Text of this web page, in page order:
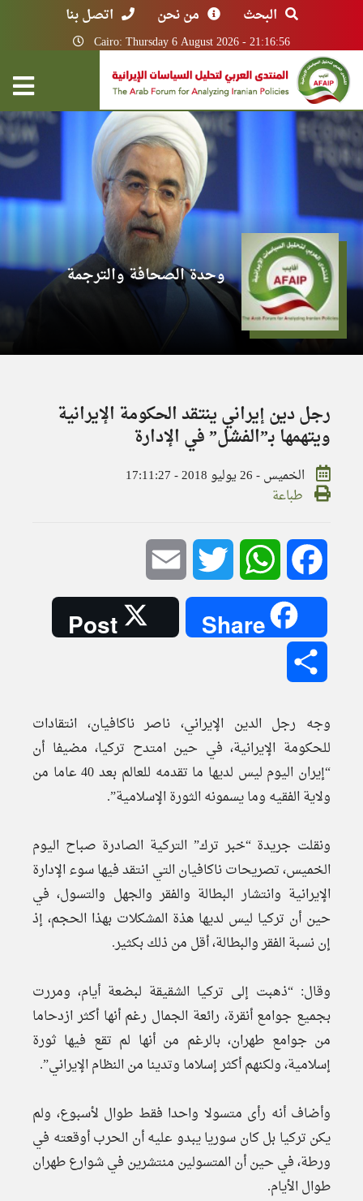
البحث من نحن اتصل بنا
Cairo: Thursday 6 August 2026 - 21:16:56
وحدة الصحافة والترجمة
رجل دين إيراني ينتقد الحكومة الإيرانية
ويتهمها بـ”الفشل” في الإدارة
الخميس - 26 يوليو 2018 - 17:11:27
طباعة
Facebook
WhatsApp
Twitter
Share
Post
وجه رجل الدين الإيراني، ناصر ناكافيان، انتقادات
للحكومة الإيرانية، في حين امتدح تركيا، مضيفا أن
“إيران اليوم ليس لديها ما تقدمه للعالم بعد 40 عاما من
ولاية الفقيه وما يسمونه الثورة الإسلامية”.
ونقلت جريدة “خبر ترك” التركية الصادرة صباح اليوم
الخميس، تصريحات ناكافيان التي انتقد فيها سوء الإدارة
الإيرانية وانتشار البطالة والفقر والجهل والتسول، في
حين أن تركيا ليس لديها هذة المشكلات بهذا الحجم، إذ
إن نسبة الفقر والبطالة، أقل من ذلك بكثير.
وقال: “ذهبت إلى تركيا الشقيقة لبضعة أيام، ومررت
بجميع جوامع أنقرة، رائعة الجمال رغم أنها أكثر ازدحاما
من جوامع طهران، بالرغم من أنها لم تقع فيها ثورة
إسلامية، ولكنهم أكثر إسلاما وتدينا من النظام الإيراني”.
وأضاف أنه رأى متسولا واحدا فقط طوال لأسبوع، ولم
يكن تركيا بل كان سوريا يبدو عليه أن الحرب أوقعته في
ورطة، في حين أن المتسولين منتشرين في شوارع طهران
طوال الأيام.